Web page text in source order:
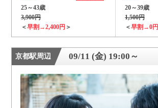
25～43歳
3,900円
＜早割→2,400円 ＞
20～39歳
1,500円
＜早割→0円
京都駅周辺 09/11 (金) 19:00～